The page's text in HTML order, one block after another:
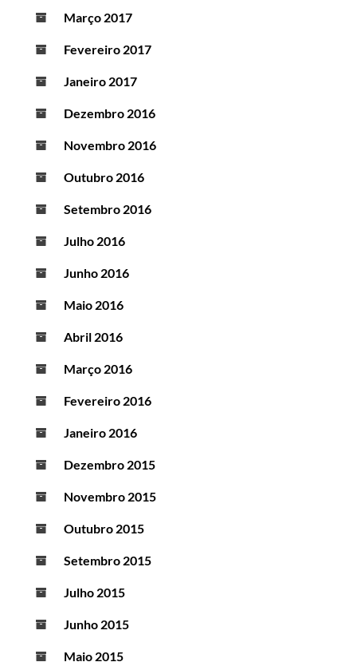
Março 2017
Fevereiro 2017
Janeiro 2017
Dezembro 2016
Novembro 2016
Outubro 2016
Setembro 2016
Julho 2016
Junho 2016
Maio 2016
Abril 2016
Março 2016
Fevereiro 2016
Janeiro 2016
Dezembro 2015
Novembro 2015
Outubro 2015
Setembro 2015
Julho 2015
Junho 2015
Maio 2015